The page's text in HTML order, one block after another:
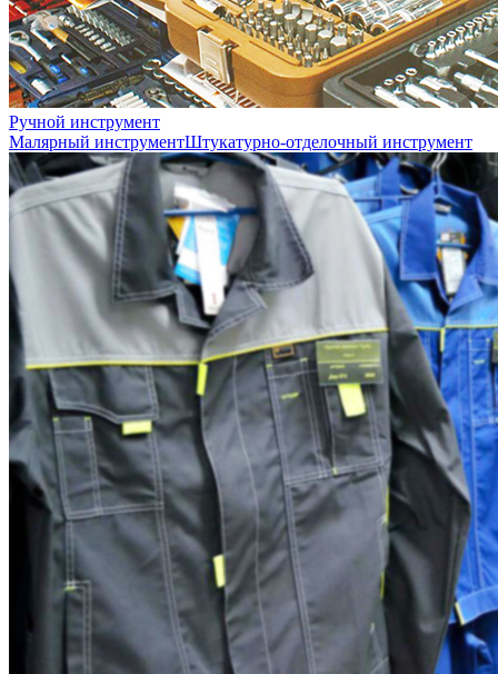
Ручной инструмент
Малярный инструментШтукатурно-отделочный инструмент